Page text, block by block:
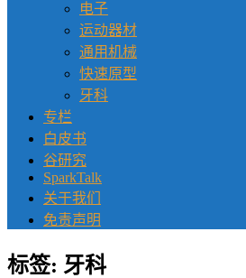
电子
运动器材
通用机械
快速原型
牙科
专栏
白皮书
谷研究
SparkTalk
关于我们
免责声明
标签: 牙科